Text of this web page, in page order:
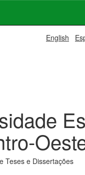
English
Teses e Dissertações